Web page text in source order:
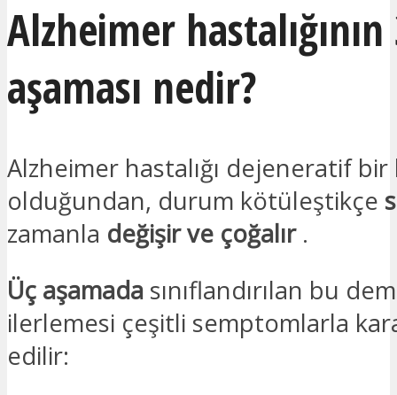
Alzheimer hastalığının
aşaması nedir?
Alzheimer hastalığı dejeneratif bir
olduğundan, durum kötüleştikçe
zamanla değişir ve çoğalır .
Üç aşamada sınıflandırılan bu
ilerlemesi çeşitli semptomlarla
edilir: